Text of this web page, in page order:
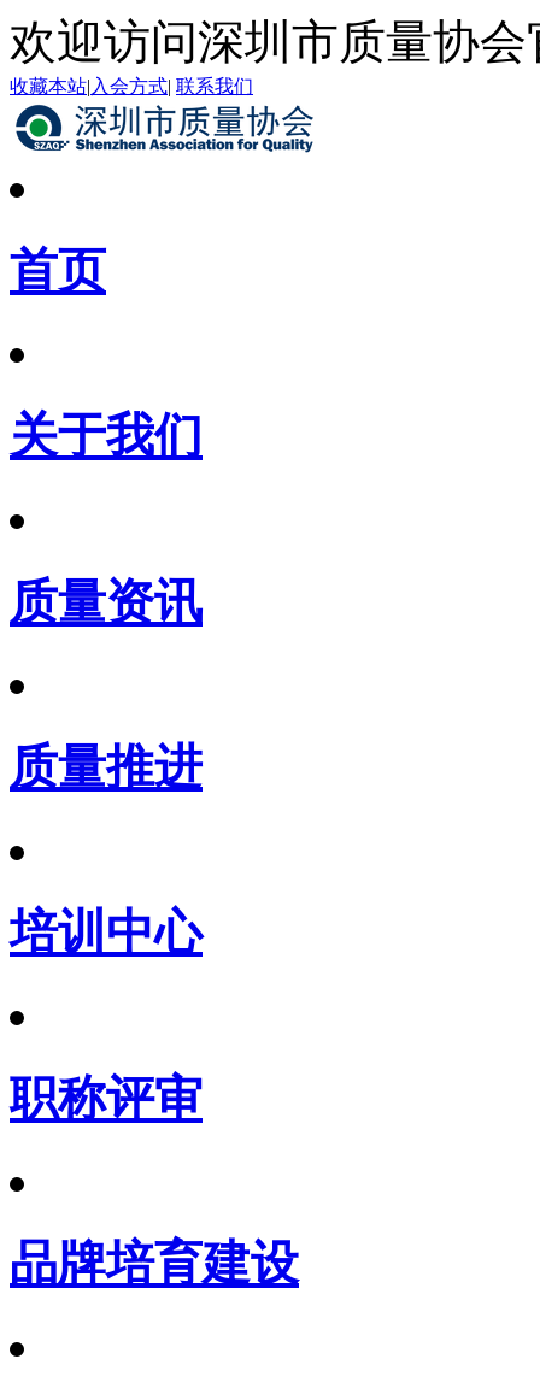
欢迎访问深圳市质量协会
收藏本站| 入会方式| 联系我们
首页
关于我们
质量资讯
质量推进
培训中心
职称评审
品牌培育建设